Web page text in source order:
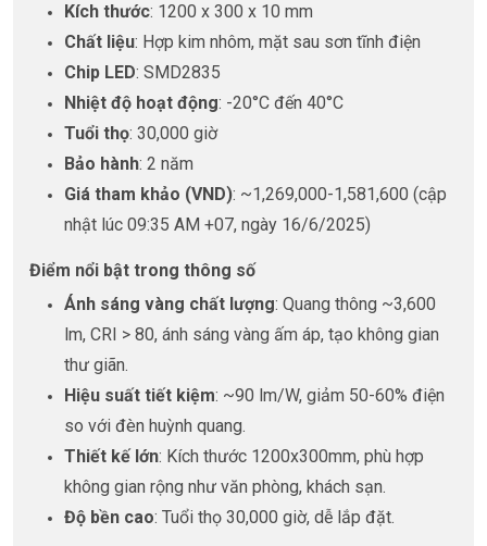
Kích thước: 1200 x 300 x 10 mm
Chất liệu: Hợp kim nhôm, mặt sau sơn tĩnh điện
Chip LED: SMD2835
Nhiệt độ hoạt động: -20°C đến 40°C
Tuổi thọ: 30,000 giờ
Bảo hành: 2 năm
Giá tham khảo (VND): ~1,269,000-1,581,600 (cập
nhật lúc 09:35 AM +07, ngày 16/6/2025)
Điểm nổi bật trong thông số
Ánh sáng vàng chất lượng: Quang thông ~3,600
lm, CRI > 80, ánh sáng vàng ấm áp, tạo không gian
thư giãn.
Hiệu suất tiết kiệm: ~90 lm/W, giảm 50-60% điện
so với đèn huỳnh quang.
Thiết kế lớn: Kích thước 1200x300mm, phù hợp
không gian rộng như văn phòng, khách sạn.
Độ bền cao: Tuổi thọ 30,000 giờ, dễ lắp đặt.